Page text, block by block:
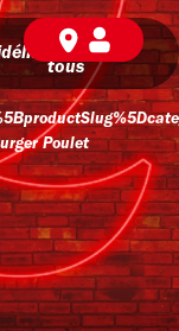
BD pour
tous
Poulet